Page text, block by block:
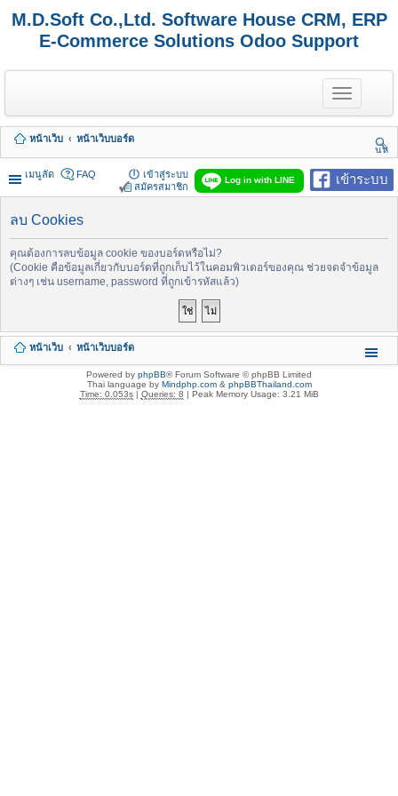
M.D.Soft Co.,Ltd. Software House CRM, ERP
E-Commerce Solutions Odoo Support
T
o
g
e
n
a
v
a
i
หน้าเว็บ
หน้าเว็บบอร์ด
นห
า
เมนูลัด
เข้าระบบ
Log in with LINE
FAQ
เข้าสู่ระบบ
สมัครสมาชิก
ลบ Cookies
คุณต้องการลบข้อมูล cookie ของบอร์ดหรือไม่?
(Cookie คือข้อมูลเกี่ยวกับบอร์ดที่ถูกเก็บไว้ในคอมพิวเตอร์ของคุณ ช่วยจดจำข้อมูล
ต่างๆ เช่น username, password ที่ถูกเข้ารหัสแล้ว)
หน้าเว็บ หน้าเว็บบอร์ด
Powered by phpBB® Forum Software © phpBB Limited
Thai language by Mindphp.com& phpBBThailand.com
Time: 0.053s| Queries: 8 | Peak Memory Usage: 3.21 MiB